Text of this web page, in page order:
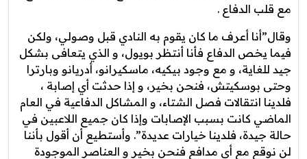
مع قلب الدفاع .
وقال”أنا أعرف ما كان يقوم به النادي قبل وصولي، ولكن
فيما يخص الدفاع فأنا أنتظر بويول، و الذي يتعافى بشكل
جيد للغاية، و مع وجود بيكيه، ماسكيرانو، أدريانو وبارترا
وحتى بوسكيتش، فنحن بخير، و إذا حدثت أي إصابة ،
فلدينا انتقالات فصل الشتاء، و المشاكل الدفاعية في العام
الماضي كانت بسبب الإصابات وإذا كان جميع اللاعبين في
حالة جيدة، فلدينا خيارات عديدة”. وأستطيع أن أقول بأننا
لن نوقع مع أي مدافع فنحن بخير و العناصر الموجودة